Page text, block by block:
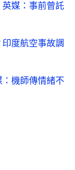
媒：事前曾託
度航空事故調
機師傳情緒不